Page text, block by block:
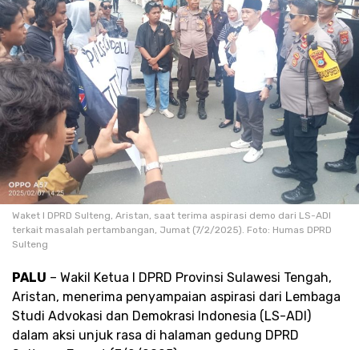
Waket I DPRD Sulteng, Aristan, saat terima aspirasi demo dari LS-ADI
terkait masalah pertambangan, Jumat (7/2/2025). Foto: Humas DPRD
Sulteng
PALU – Wakil Ketua I DPRD Provinsi Sulawesi Tengah,
Aristan, menerima penyampaian aspirasi dari Lembaga
Studi Advokasi dan Demokrasi Indonesia (LS-ADI)
dalam aksi unjuk rasa di halaman gedung DPRD